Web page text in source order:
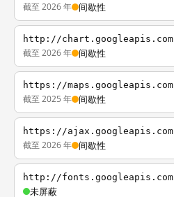
截至 2026 年 间歇性
http://chart.googleapis.com
截至 2026 年 间歇性
https://maps.googleapis.com
截至 2025 年 间歇性
https://ajax.googleapis.com
截至 2026 年 间歇性
http://fonts.googleapis.com
未屏蔽